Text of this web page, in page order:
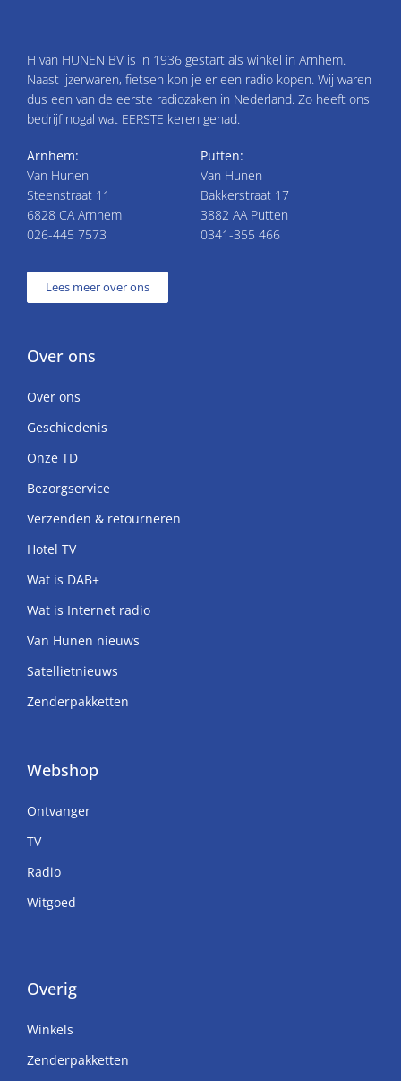
H van HUNEN BV is in 1936 gestart als winkel in Arnhem.
Naast ijzerwaren, fietsen kon je er een radio kopen. Wij waren
dus een van de eerste radiozaken in Nederland. Zo heeft ons
bedrijf nogal wat EERSTE keren gehad.
Arnhem:
Van Hunen
Steenstraat 11
6828 CA Arnhem
026-445 7573
Putten:
Van Hunen
Bakkerstraat 17
3882 AA Putten
0341-355 466
Lees meer over ons
Over ons
Over ons
Geschiedenis
Onze TD
Bezorgservice
Verzenden & retourneren
Hotel TV
Wat is DAB+
Wat is Internet radio
Van Hunen nieuws
Satellietnieuws
Zenderpakketten
Webshop
Ontvanger
TV
Radio
Witgoed
Overig
Winkels
Zenderpakketten